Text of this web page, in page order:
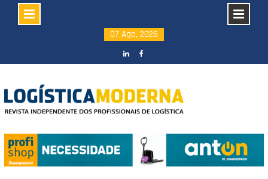
content
07 Ago, 2026